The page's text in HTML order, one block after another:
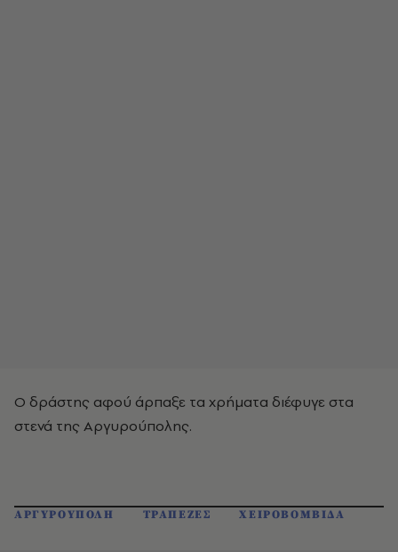
Ο δράστης αφού άρπαξε τα χρήματα διέφυγε στα
στενά της Αργυρούπολης.
ΑΡΓΥΡΟΥΠΟΛΗ ΤΡΑΠΕΖΕΣ ΧΕΙΡΟΒΟΜΒΙΔΑ